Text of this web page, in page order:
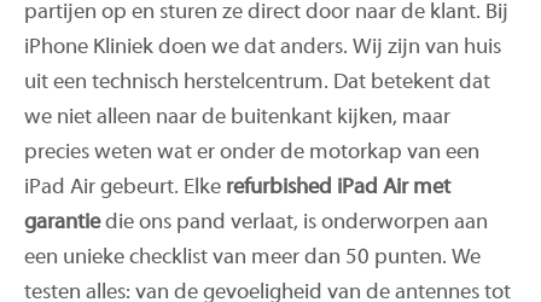
partijen op en sturen ze direct door naar de klant. Bij
iPhone Kliniek doen we dat anders. Wij zijn van huis
uit een technisch herstelcentrum. Dat betekent dat
we niet alleen naar de buitenkant kijken, maar
precies weten wat er onder de motorkap van een
iPad Air gebeurt. Elke refurbished iPad Air met
garantiedie ons pand verlaat, is onderworpen aan
een unieke checklist van meer dan 50 punten. We
testen alles: van de gevoeligheid van de antennes tot